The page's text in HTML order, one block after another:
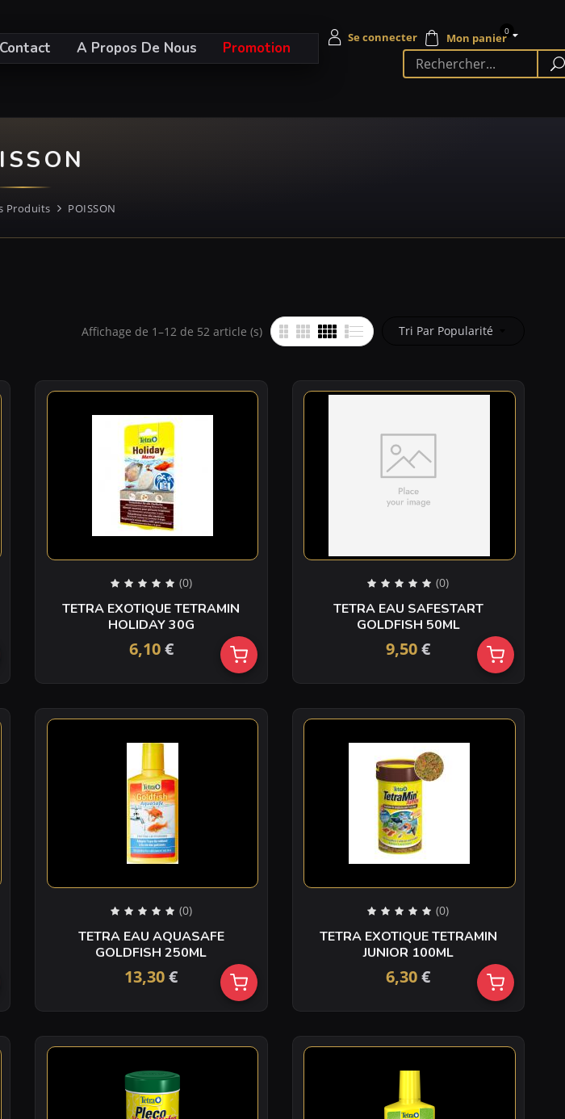
Contact A Propos De Nous Promotion
0
Produits POISSON
Tri Par Popularité
Affichage de 1–12 de 52 article (s)
(0)
TETRA EXOTIQUE TETRAMIN
HOLIDAY 30G
6,10€
(0)
TETRA EAU SAFESTART
GOLDFISH 50ML
9,50€
(0)
TETRA EAU AQUASAFE
GOLDFISH 250ML
13,30€
(0)
TETRA EXOTIQUE TETRAMIN
JUNIOR 100ML
6,30€